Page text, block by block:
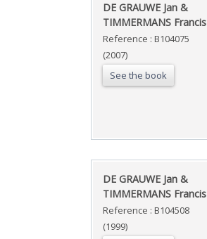
‎DE GRAUWE Jan &
TIMMERMANS Francis‎
Reference : B104075
(2007)
See the book
‎DE GRAUWE Jan &
TIMMERMANS Francis‎
Reference : B104508
(1999)